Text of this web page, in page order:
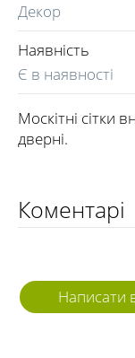
Декор
Наявність
Є в наявності
Москітні сітки
дверні.
Коментарі
Написати